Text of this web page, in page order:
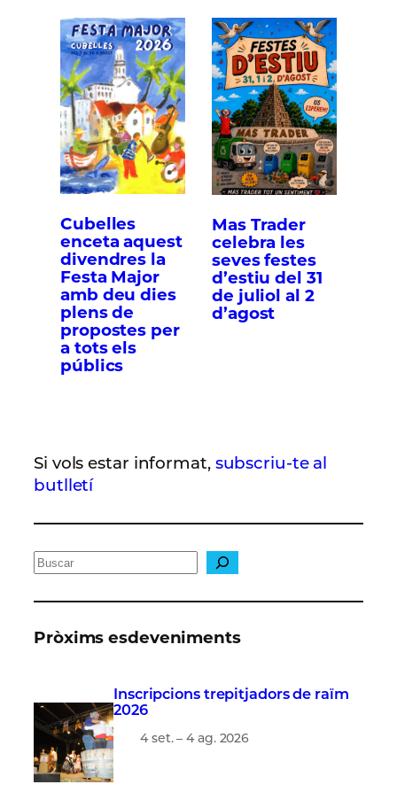
Cubelles
enceta aquest
divendres la
Festa Major
amb deu dies
plens de
propostes per
a tots els
públics
Mas Trader
celebra les
seves festes
d’estiu del 31
de juliol al 2
d’agost
Si vols estar informat, subscriu-te al
butlletí
C
r
c
a
Pròxims esdeveniments
Inscripcions trepitjadors de raïm
2026
4 set. – 4 ag. 2026